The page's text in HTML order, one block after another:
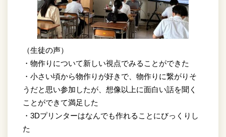
（生徒の声）
・物作りについて新しい視点でみることができた
・小さい頃から物作りが好きで、物作りに繋がりそ
うだと思い参加したが、想像以上に面白い話を聞く
ことができて満足した
・3Dプリンターはなんでも作れることにびっくりし
た